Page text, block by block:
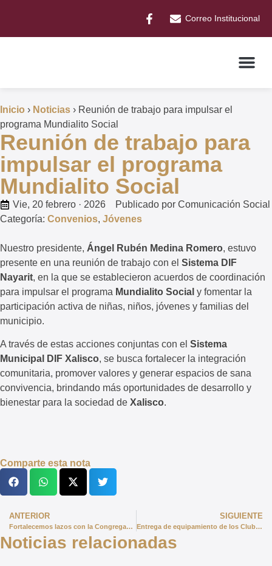
Correo Institucional
Inicio › Noticias › Reunión de trabajo para impulsar el
programa Mundialito Social
Reunión de trabajo para
impulsar el programa
Mundialito Social
Vie, 20 febrero · 2026 Publicado por Comunicación Social
Categoría: Convenios, Jóvenes
Nuestro presidente, Ángel Rubén Medina Romero, estuvo
presente en una reunión de trabajo con el Sistema DIF
Nayarit, en la que se establecieron acuerdos de coordinación
para impulsar el programa Mundialito Social y fomentar la
participación activa de niñas, niños, jóvenes y familias del
municipio.
A través de estas acciones conjuntas con el Sistema
Municipal DIF Xalisco, se busca fortalecer la integración
comunitaria, promover valores y generar espacios de sana
convivencia, brindando más oportunidades de desarrollo y
bienestar para la sociedad de Xalisco.
Comparte esta nota
ANTERIOR
Fortalecemos lazos con la Congregación Mariana Trinitaria por el bienestar de nuestras familias
SIGUIENTE
Entrega de equipamiento de los Clubes de la Tercera Edad
Noticias relacionadas